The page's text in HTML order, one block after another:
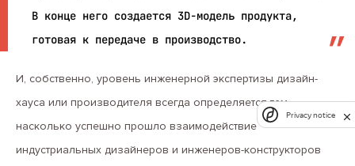
В конце него создается 3D-модель продукта,
готовая к передаче в производство.
И, собственно, уровень инженерной экспертизы дизайн-
хауса или производителя всегда определяется тем,
насколько успешно прошло взаимодействие
индустриальных дизайнеров и инженеров-конструкторов
Privacy notice